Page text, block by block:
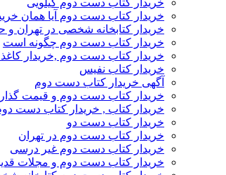
خریدار کتاب دست دوم کیلویی
خریدار کتاب دست دوم آیا همان
خریدار کتابخانه شخصی در تهران و
خریدار کتاب دست دوم چگونه است
خریدار کتاب دست دوم ,خریدار
خریدار کتاب نفیس
آگهی خریدار کتاب دست دوم
خریدار کتاب دست دوم و قیمت
خریدار کتاب , خریدار کتاب دست
خریدار کتاب دست دو
خریدار کتاب دست دوم در تهران
خریدار کتاب دست دوم غیر درسی
خریدار کتاب دست دوم و مجلات